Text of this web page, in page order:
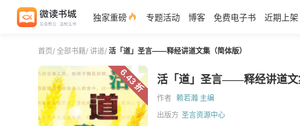
独家重磅 专题活动 博客 免费电子书 近期上架
首页/ 全部书籍/ 讲道/ 活「道」圣言——释经讲道文集（简体版）
6.43 折 活「道」圣言——释经讲道文
作者 赖若瀚 主编
出版方 圣言资源中心